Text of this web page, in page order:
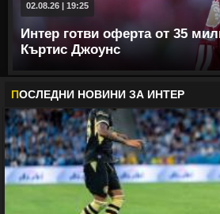
02.08.26 | 19:25
Интер готви оферта от 35
Къртис Джоунс
ПОСЛЕДНИ НОВИНИ ЗА ИНТЕР